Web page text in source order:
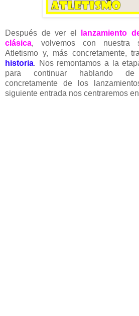
Después de ver el
lanzamiento
clásica, volvemos con nuestra
Atletismo y, más concretamente,
historia. Nos remontamos a la
para continuar hablando de
concretamente de los
siguiente entrada nos centraremos